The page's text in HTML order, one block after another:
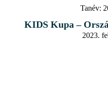
Tanév:
KIDS Kupa –
2023.